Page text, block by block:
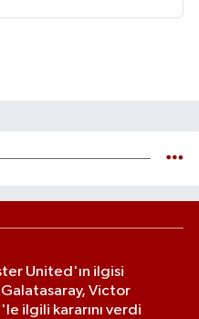
United'ın ilgisi
Victor
ilgili kararını verdi